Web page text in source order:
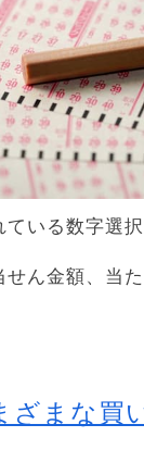
ている数字選
ん金額、当
ざまな買